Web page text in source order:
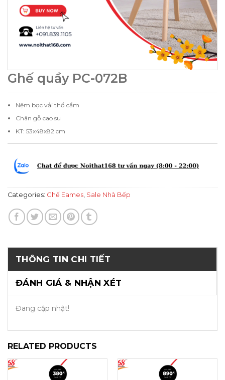
Ghế quầy PC-072B
Nệm bọc vải thổ cẩm
Chân gỗ cao su
KT: 53x48x82 cm
Categories: Ghế Eames Sale Nhà Bếp
THÔNG TIN CHI TIẾT
ĐÁNH GIÁ & NHẬN XÉT
Đang cập nhật!
RELATED PRODUCTS